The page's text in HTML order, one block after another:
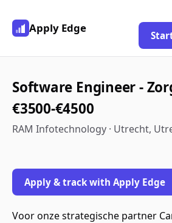
Apply Edge
Software Engineer -
€3500-€4500
RAM Infotechnology · Utrecht,
Apply & track with Apply Edge
Voor onze strategische partner